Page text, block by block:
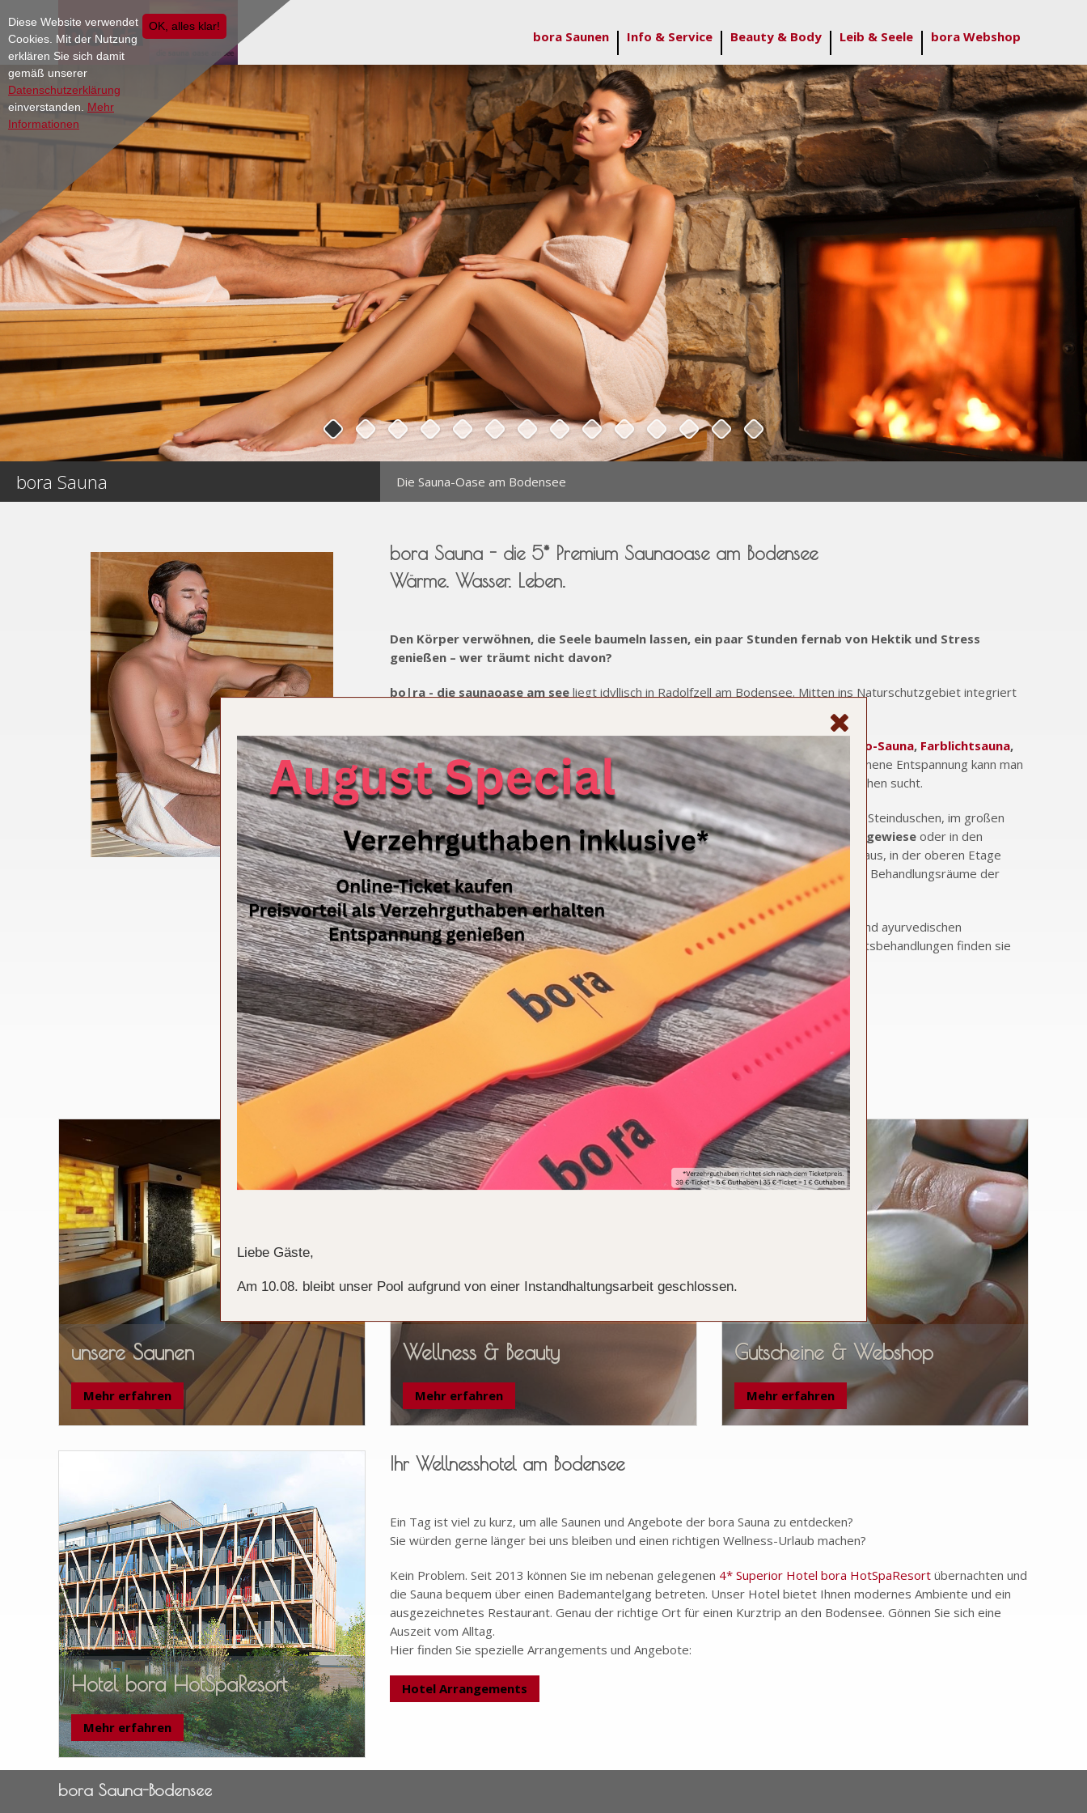
bora Saunen Info & Service Beauty & Body Leib & Seele bora Webshop
bora Sauna Die Sauna-Oase am Bodensee
bora Sauna - die 5* Premium Saunaoase am Bodensee
Wärme. Wasser. Leben.
Den Körper verwöhnen, die Seele baumeln lassen, ein paar Stunden fernab von Hektik und Stress
genießen – wer träumt nicht davon?
bo|ra -­ die saunaoase am see liegt idyllisch in Radolfzell am Bodensee. Mitten ins Naturschutzgebiet integriert
Saunagänger haben die Wahl zwischen acht verschiedenen Saunen wie Kelo-Sauna, Farblichtsauna,
Dampfbad,Rauchsauna,Bambussauna,Salzgrotte und Infrarotkabine. Vollkommene Entspannung kann man
auch im einzigartigen japanischen Onsenbadgenießen, ein Highlight, das seinesgleichen sucht.
Nach dem Saunagang bzw. dem Bad im Onsen kühlt man sich unter den bewachsenen Steinduschen, im großen
Außenpooloder direkt imBodenseeab und erholt sich in der Kaminecke, auf derLiegewieseoder in den
unterschiedlichenOasen der Ruhe. Neu eröffnet hat seit Anfang 2024 das Wellnesshaus, in der oberen Etage
befinden sich mehrere Ruheräume und Außenterrassen, im unteren Bereich sind neue Behandlungsräume der
Wellnessabteilung mit großzügigem Empfangsbereich.
DasWellness-Angebotreicht von verschiedenen Körper- und Gesichts-Massagen und ayurvedischen
Behandlungen bis hin zu Packungen und Peelings für den Körper. Kosmetische Gesichtsbehandlungen finden sie
ebenso im Programm.
Ein Restaurant mit frischer, leichter Küche komplettieren das Wohlfühl-Angebot.
unsere Saunen
Mehr erfahren
Wellness & Beauty
Mehr erfahren
Gutscheine & Webshop
Mehr erfahren
Ihr Wellnesshotel am Bodensee
Ein Tag ist viel zu kurz, um alle Saunen und Angebote der bora Sauna zu entdecken?
Sie würden gerne länger bei uns bleiben und einen richtigen Wellness-Urlaub machen?
Kein Problem. Seit 2013 können Sie im nebenan gelegenen 4* Superior Hotel bora HotSpaResort übernachten und
die Sauna bequem über einen Bademantelgang betreten. Unser Hotel bietet Ihnen modernes Ambiente und ein
ausgezeichnetes Restaurant. Genau der richtige Ort für einen Kurztrip an den Bodensee. Gönnen Sie sich eine
Auszeit vom Alltag.
Hier finden Sie spezielle Arrangements und Angebote:
Hotel Arrangements
Hotel bora HotSpaResort
Mehr erfahren
bora Sauna-Bodensee
OK, alles klar!
Diese Website verwendet
Cookies. Mit der Nutzung
erklären Sie sich damit
gemäß unserer
Datenschutzerklärung
einverstanden. Mehr
Informationen
Liebe Gäste,
Am 10.08. bleibt unser Pool aufgrund von einer Instandhaltungsarbeit geschlossen.